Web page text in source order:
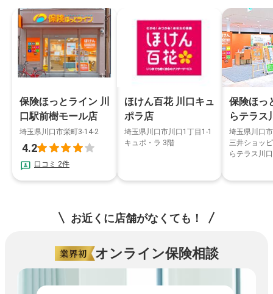
保険ほっとライン 川
口駅前樹モール店
埼玉県川口市栄町3-14-2
4.2
口コミ 2件
ほけん百花 川口キュ
ポラ店
埼玉県川口市川口1丁目1-1
キュポ・ラ 3階
保険ほっ
らテラス
埼玉県川口
三井ショッ
らテラス川
お近くに店舗がなくても！
オンライン保険相談